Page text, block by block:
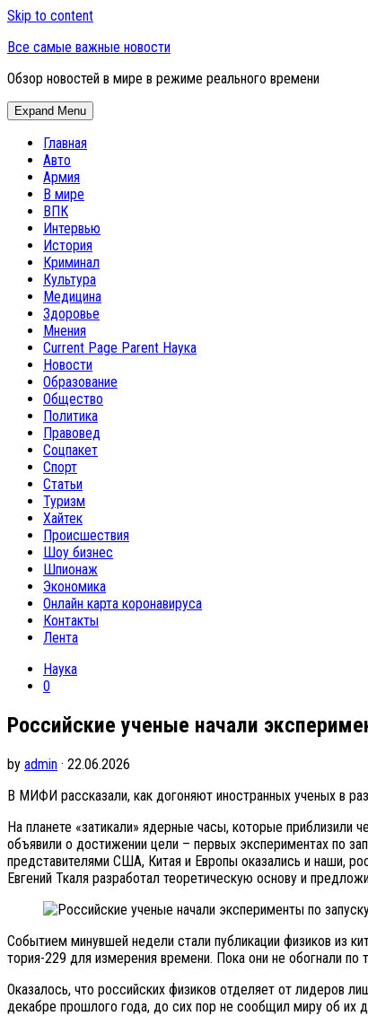
Skip to content
Все самые важные новости
Обзор новостей в мире в режиме реального времени
Expand Menu
Главная
Авто
Армия
В мире
ВПК
Интервью
История
Криминал
Культура
Медицина
Здоровье
Мнения
Current Page Parent Наука
Новости
Образование
Общество
Политика
Правовед
Соцпакет
Спорт
Статьи
Туризм
Хайтек
Происшествия
Шоу бизнес
Шпионаж
Экономика
Онлайн карта коронавируса
Контакты
Лента
Наука
0
Российские ученые начали
by admin · 22.06.2026
В МИФИ рассказали, как догоняют иностранных ученых в
На планете «затикали» ядерные часы, которые приблизили
объявили о достижении цели – первых экспериментах по
представителями США, Китая и Европы оказались и наши,
Евгений Ткаля разработал теоретическую основу и
Событием минувшей недели стали публикации физиков из
тория-229 для измерения времени. Пока они не обогнали
Оказалось, что российских физиков отделяет от лидеров
декабре прошлого года, до сих пор не сообщил миру об их